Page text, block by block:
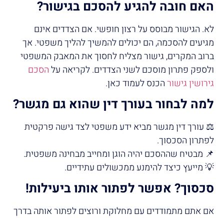
האם חובה להגיע להסכם בגישור?
לא. הגישור מבוסס על רצון חופשי. אם הצדדים אינם
מגיעים להסכמה, הם יכולים להמשיך להליך משפטי. אך
ברוב המקרים, גישור מצליח לחסוך את המאבק המשפטי
ולספק פתרון מוסכם לשני הצדדים. לקריאה עלהסכם
גירושין גישורהכנס לעמוד כאן.
למה לבחור בעורך דין שהוא גם מגשר?
⚖️ עורך דין מגשר מביא ידע משפטי לצד גישה פרקטית
לפתרון הסכסוך.
📌 מבטיח שההסכם יהיה הוגן ומחייב מבחינה משפטית.
💡 מייעץ כיצד להימנע ממכשולים עתידיים.
סכסוך? אפשר לפתור אותו ביעילות!
אם אתם מתמודדים עם מחלוקת ורוצים לפתור אותה בדרך